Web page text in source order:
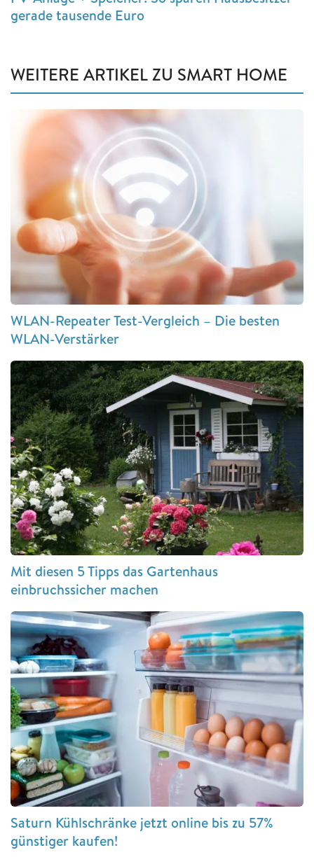
gerade tausende Euro
WEITERE ARTIKEL ZU SMART HOME
WLAN-Repeater Test-Vergleich – Die besten
WLAN-Verstärker
Mit diesen 5 Tipps das Gartenhaus
einbruchssicher machen
Saturn Kühlschränke jetzt online bis zu 57%
günstiger kaufen!